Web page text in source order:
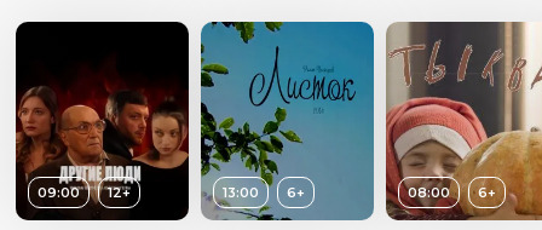
09:00 12+ 13:00 6+ 08:00 6+